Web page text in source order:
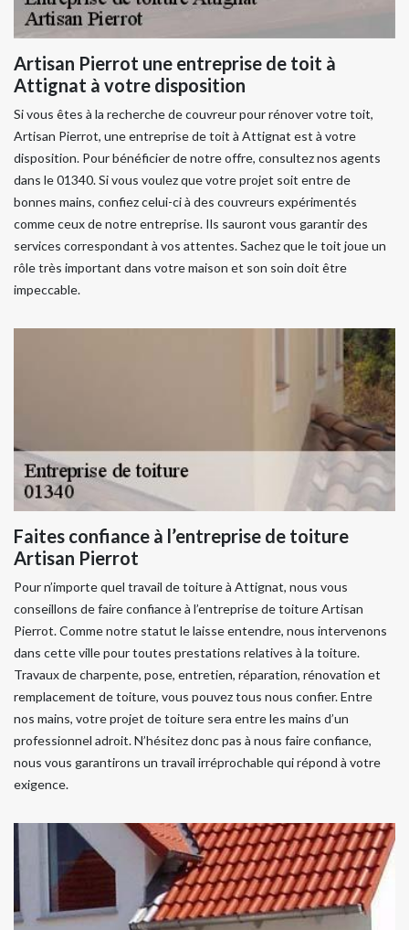
Artisan Pierrot une entreprise de toit à
Attignat à votre disposition
Si vous êtes à la recherche de couvreur pour rénover votre toit,
Artisan Pierrot, une entreprise de toit à Attignat est à votre
disposition. Pour bénéficier de notre offre, consultez nos agents
dans le 01340. Si vous voulez que votre projet soit entre de
bonnes mains, confiez celui-ci à des couvreurs expérimentés
comme ceux de notre entreprise. Ils sauront vous garantir des
services correspondant à vos attentes. Sachez que le toit joue un
rôle très important dans votre maison et son soin doit être
impeccable.
Faites confiance à l’entreprise de toiture
Artisan Pierrot
Pour n’importe quel travail de toiture à Attignat, nous vous
conseillons de faire confiance à l’entreprise de toiture Artisan
Pierrot. Comme notre statut le laisse entendre, nous intervenons
dans cette ville pour toutes prestations relatives à la toiture.
Travaux de charpente, pose, entretien, réparation, rénovation et
remplacement de toiture, vous pouvez tous nous confier. Entre
nos mains, votre projet de toiture sera entre les mains d’un
professionnel adroit. N’hésitez donc pas à nous faire confiance,
nous vous garantirons un travail irréprochable qui répond à votre
exigence.